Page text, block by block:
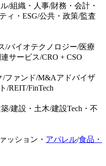
/組織・人事/財務・会計・
ィ・ESG/公共・政策/監査
/バイオテクノロジー/医療
サービス/CRO + CSO
/ファンド/M&Aアドバイザ
/REIT/FinTech
/建設・土木/建設Tech・不
ッション・ アパレル/食品・